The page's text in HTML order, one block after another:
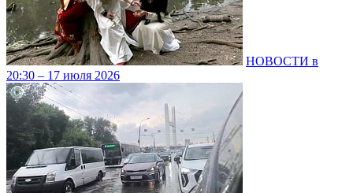
НОВОСТИ в
20:30 – 17 июля 2026